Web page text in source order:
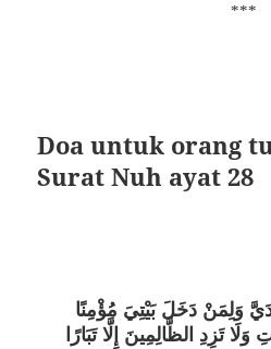
***
Doa untuk orang
Surat Nuh ayat 28
وَلِمَنْ دَخَلَ بَيْتِيَ مُؤْمِنًا
تَزِدِ الظَّالِمِينَ إِلَّا تَبَارًا